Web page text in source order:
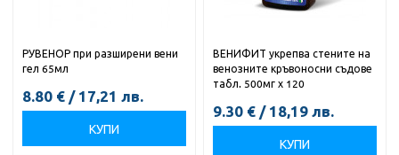
РУВЕНОР при разширени вени
гел 65мл
8.80 € / 17,21 лв.
КУПИ
ВЕНИФИТ укрепва стените на
венозните кръвоносни съдове
табл. 500мг х 120
9.30 € / 18,19 лв.
КУПИ